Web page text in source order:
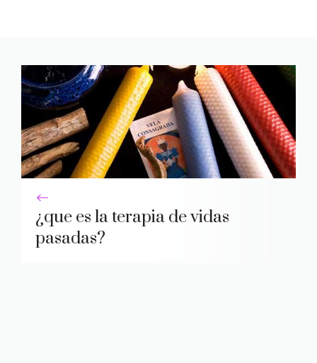
¿que es la terapia de vidas
pasadas?